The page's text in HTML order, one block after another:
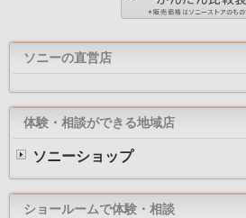
ソニーの直営店
体験・相談ができる地域店
ソニーショップ
ショールームで体験・相談